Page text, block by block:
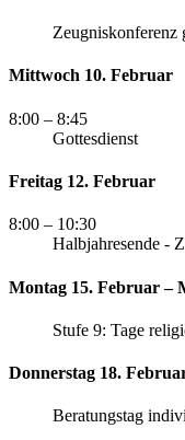
Zeugniskonferenz
Mittwoch 10. Februar
8:00 – 8:45
Gottesdienst
Freitag 12. Februar
8:00 – 10:30
Halbjahresende -
Montag 15. Februar –
Stufe 9: Tage
Donnerstag 18.
Beratungstag